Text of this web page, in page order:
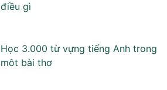
điều gì
Học 3.000 từ vựng tiếng Anh trong
môt bài thơ